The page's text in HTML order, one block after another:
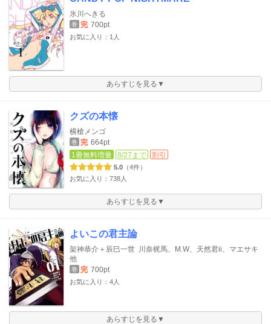
氷川へきる
巻 完 700pt
お気に入り：1人
あらすじを見る▼
クズの本懐
横槍メンゴ
巻 完 664pt
1冊無料増量
8/27まで 割引
5.0 （4件）
お気に入り：738人
あらすじを見る▼
よいこの君主論
架神恭介＋辰巳一世 川奈梶馬、M.W、天然君ii、マエサキ
他
巻 完 700pt
お気に入り：4人
あらすじを見る▼